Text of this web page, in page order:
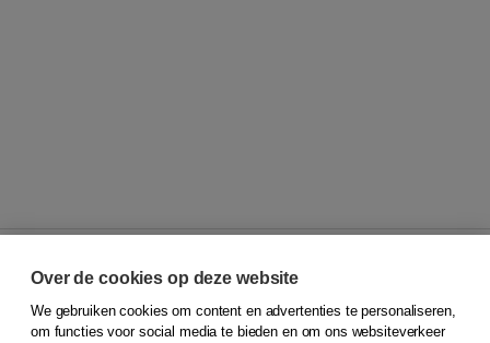
© 2026Koninklijke Boom uitgevers
Over de cookies op deze website
We gebruiken cookies om content en advertenties te personaliseren,
om functies voor social media te bieden en om ons websiteverkeer